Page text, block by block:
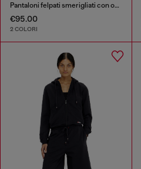
Pantaloni felpati smerigliati con orli vivi
€95.00
2 COLORI